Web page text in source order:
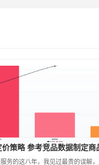
策略 参考竞品数据制定商
务的这八年，我见过最贵的误解